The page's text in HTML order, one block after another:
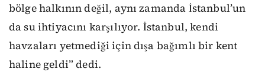
bölge halkının değil, aynı zamanda İstanbul’un
da su ihtiyacını karşılıyor. İstanbul, kendi
havzaları yetmediği için dışa bağımlı bir kent
haline geldi” dedi.